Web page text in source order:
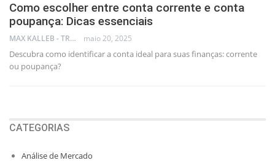
Como escolher entre conta corrente e conta
poupança: Dicas essenciais
MAX KALLEB - TRADER maio 20, 2025
Descubra como identificar a conta ideal para suas finanças: corrente
ou poupança?
CATEGORIAS
Análise de Mercado